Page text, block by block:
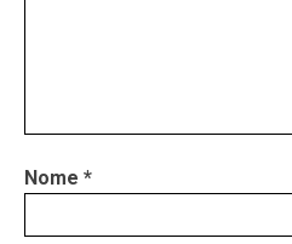
Nome *